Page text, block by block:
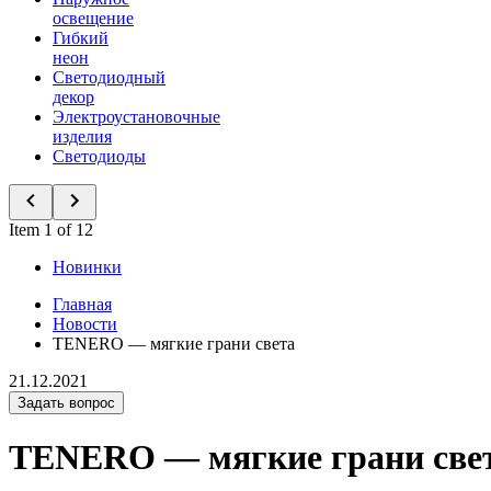
освещение
Гибкий
неон
Светодиодный
декор
Электроустановочные
изделия
Светодиоды
Item 1 of 12
Новинки
Главная
Новости
TENERO — мягкие грани света
21.12.2021
Задать вопрос
TENERO — мягкие грани